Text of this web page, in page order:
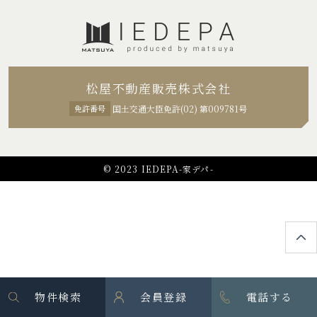
松屋不動産販売株式会社
免許番号 国土交通大臣免許(02) 第009781号
© 2023 IEDEPA-家デパ-
物件検索 会員登録 電話する